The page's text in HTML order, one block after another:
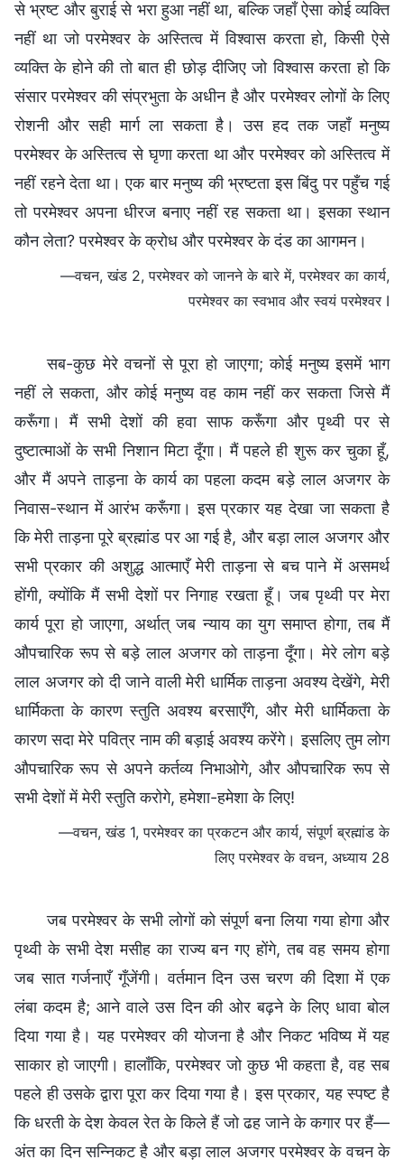
से भ्रष्ट और बुराई से भरा हुआ नहीं था, बल्कि जहाँ ऐसा कोई व्यक्ति
नहीं था जो परमेश्वर के अस्तित्व में विश्वास करता हो, किसी ऐसे
व्यक्ति के होने की तो बात ही छोड़ दीजिए जो विश्वास करता हो कि
संसार परमेश्वर की संप्रभुता के अधीन है और परमेश्वर लोगों के लिए
रोशनी और सही मार्ग ला सकता है। उस हद तक जहाँ मनुष्य
परमेश्वर के अस्तित्व से घृणा करता था और परमेश्वर को अस्तित्व में
नहीं रहने देता था। एक बार मनुष्य की भ्रष्टता इस बिंदु पर पहुँच गई
तो परमेश्वर अपना धीरज बनाए नहीं रह सकता था। इसका स्थान
कौन लेता? परमेश्वर के क्रोध और परमेश्वर के दंड का आगमन।
—वचन, खंड 2, परमेश्वर को जानने के बारे में, परमेश्वर का कार्य,
परमेश्वर का स्वभाव और स्वयं परमेश्वर I
सब-कुछ मेरे वचनों से पूरा हो जाएगा; कोई मनुष्य इसमें भाग
नहीं ले सकता, और कोई मनुष्य वह काम नहीं कर सकता जिसे मैं
करूँगा। मैं सभी देशों की हवा साफ करूँगा और पृथ्वी पर से
दुष्टात्माओं के सभी निशान मिटा दूँगा। मैं पहले ही शुरू कर चुका हूँ,
और मैं अपने ताड़ना के कार्य का पहला कदम बड़े लाल अजगर के
निवास-स्थान में आरंभ करूँगा। इस प्रकार यह देखा जा सकता है
कि मेरी ताड़ना पूरे ब्रह्मांड पर आ गई है, और बड़ा लाल अजगर और
सभी प्रकार की अशुद्ध आत्माएँ मेरी ताड़ना से बच पाने में असमर्थ
होंगी, क्योंकि मैं सभी देशों पर निगाह रखता हूँ। जब पृथ्वी पर मेरा
कार्य पूरा हो जाएगा, अर्थात् जब न्याय का युग समाप्त होगा, तब मैं
औपचारिक रूप से बड़े लाल अजगर को ताड़ना दूँगा। मेरे लोग बड़े
लाल अजगर को दी जाने वाली मेरी धार्मिक ताड़ना अवश्य देखेंगे, मेरी
धार्मिकता के कारण स्तुति अवश्य बरसाएँगे, और मेरी धार्मिकता के
कारण सदा मेरे पवित्र नाम की बड़ाई अवश्य करेंगे। इसलिए तुम लोग
औपचारिक रूप से अपने कर्तव्य निभाओगे, और औपचारिक रूप से
सभी देशों में मेरी स्तुति करोगे, हमेशा-हमेशा के लिए!
—वचन, खंड 1, परमेश्वर का प्रकटन और कार्य, संपूर्ण ब्रह्मांड के
लिए परमेश्वर के वचन, अध्याय 28
जब परमेश्वर के सभी लोगों को संपूर्ण बना लिया गया होगा और
पृथ्वी के सभी देश मसीह का राज्य बन गए होंगे, तब वह समय होगा
जब सात गर्जनाएँ गूँजेंगी। वर्तमान दिन उस चरण की दिशा में एक
लंबा कदम है; आने वाले उस दिन की ओर बढ़ने के लिए धावा बोल
दिया गया है। यह परमेश्वर की योजना है और निकट भविष्य में यह
साकार हो जाएगी। हालाँकि, परमेश्वर जो कुछ भी कहता है, वह सब
पहले ही उसके द्वारा पूरा कर दिया गया है। इस प्रकार, यह स्पष्ट है
कि धरती के देश केवल रेत के किले हैं जो ढह जाने के कगार पर हैं—
अंत का दिन सन्निकट है और बड़ा लाल अजगर परमेश्वर के वचन के